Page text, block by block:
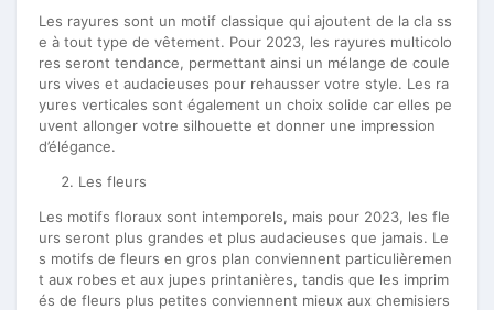
Les rayures sont un motif classique qui ajoutent de la cla ss
e à tout type de vêtement. Pour 2023, les rayures multicolo
res seront tendance, permettant ainsi un mélange de coule
urs vives et audacieuses pour rehausser votre style. Les ra
yures verticales sont également un choix solide car elles pe
uvent allonger votre silhouette et donner une impression
d’élégance.
Les fleurs
Les motifs floraux sont intemporels, mais pour 2023, les fle
urs seront plus grandes et plus audacieuses que jamais. Le
s motifs de fleurs en gros plan conviennent particulièremen
t aux robes et aux jupes printanières, tandis que les imprim
és de fleurs plus petites conviennent mieux aux chemisiers